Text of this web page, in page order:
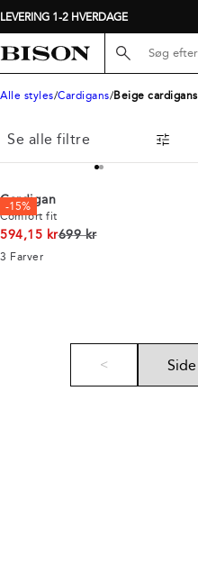
LEVERING 1-2 HVERDAGE
Søg her...
Alle styles Cardigans Beige cardigans
Se alle filtre
-15%
Cardigan
Comfort fit
594,15 krI alt (uden rabat)
699 kr
3 Farver